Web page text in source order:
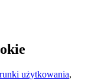
użytkowania,